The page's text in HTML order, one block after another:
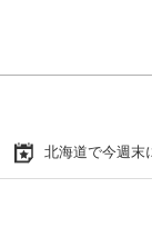
北海道で今週末